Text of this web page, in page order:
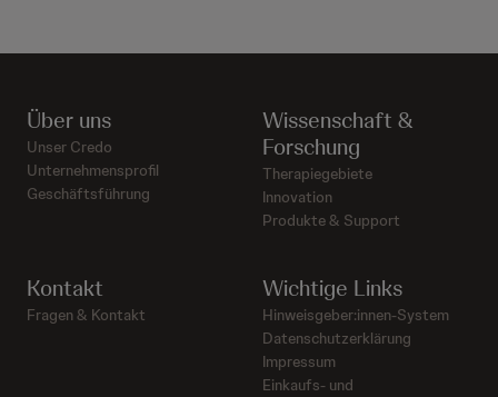
Über uns
Unser Credo
Unternehmensprofil
Geschäftsführung
Wissenschaft &
Forschung
Therapiegebiete
Innovation
Produkte & Support
Kontakt
Fragen & Kontakt
Wichtige Links
Hinweisgeber:innen-System
Datenschutzerklärung
Impressum
Einkaufs- und